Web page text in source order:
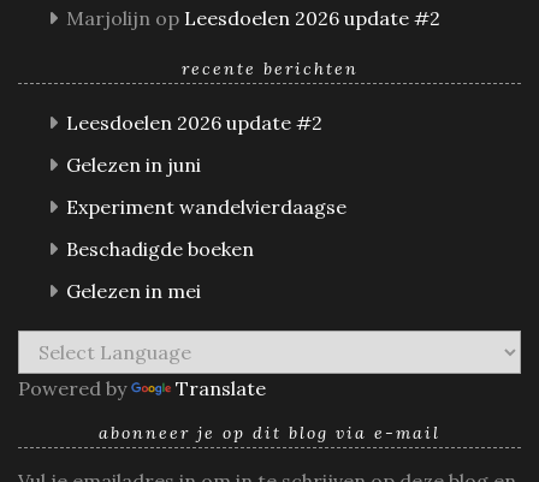
Marjolijn op Leesdoelen 2026 update #2
recente berichten
Leesdoelen 2026 update #2
Gelezen in juni
Experiment wandelvierdaagse
Beschadigde boeken
Gelezen in mei
Powered by Translate
abonneer je op dit blog via e-mail